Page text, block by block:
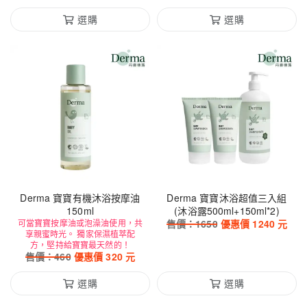
選購
選購
Derma 寶寶有機沐浴按摩油
150ml
可當寶寶按摩油或泡澡油使用，共
享親蜜時光。 獨家保濕植萃配
方，堅持給寶寶最天然的！
售價：460 優惠價320元
選購
Derma 寶寶沐浴超值三入組
(沐浴露500ml+150ml*2)
售價：1650 優惠價 1240元
選購